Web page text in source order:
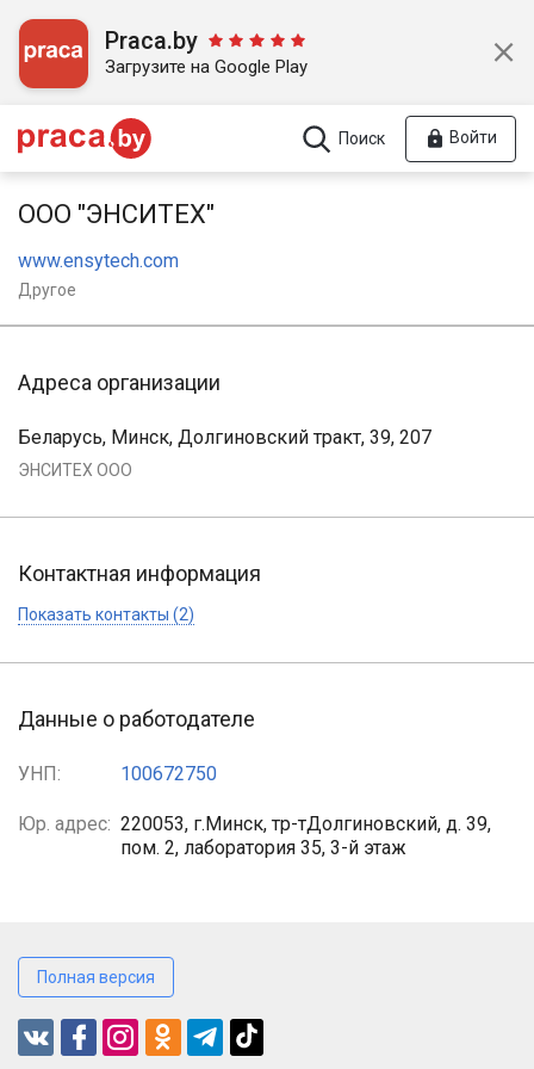
Praca.by
Загрузите на Google Play
Поиск Войти
ООО "ЭНСИТЕХ"
www.ensytech.com
Другое
Адреса организации
Беларусь, Минск, Долгиновский тракт, 39, 207
ЭНСИТЕХ ООО
Контактная информация
Показать контакты (2)
Данные о работодателе
УНП: 100672750
Юр. адрес: 220053, г.Минск, тр-тДолгиновский, д. 39,
пом. 2, лаборатория 35, 3-й этаж
Полная версия